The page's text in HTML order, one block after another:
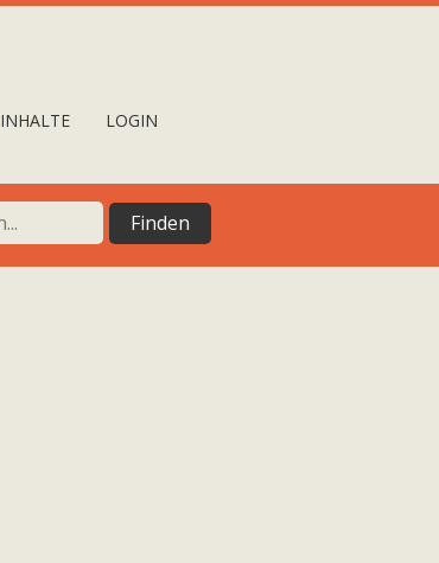
INHALTE LOGIN